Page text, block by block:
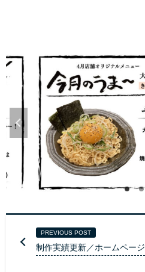
PREVIOUS POST
制作実績更新／ホームページ